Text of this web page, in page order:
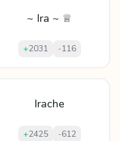
~ Ira ~ ♕
+2031 -116
Irache
+2425 -612